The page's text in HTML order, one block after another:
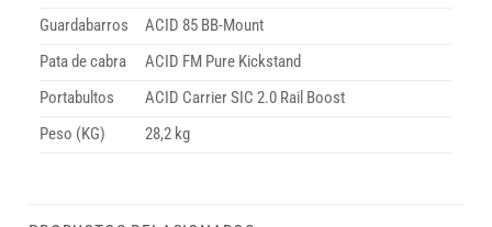
Guardabarros
ACID 85 BB-Mount
Pata de cabra
ACID FM Pure Kickstand
Portabultos
ACID Carrier SIC 2.0 Rail Boost
Peso (KG)
28,2 kg